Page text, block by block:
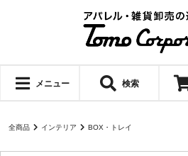
メニュー 検索
全商品 インテリア BOX・トレイ